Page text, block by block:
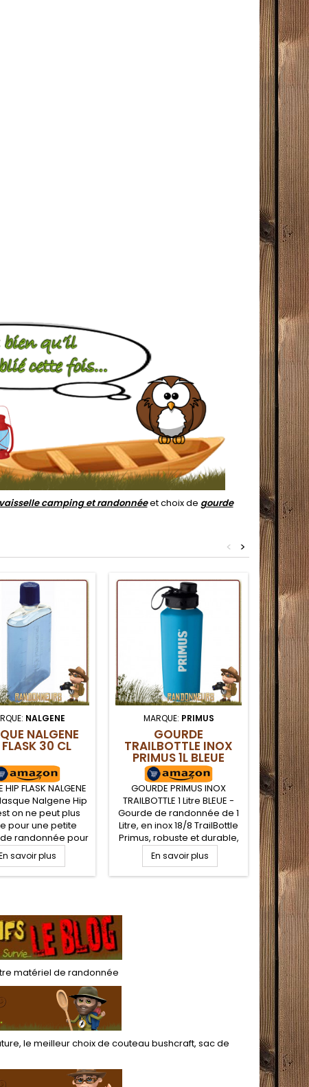
vaisselle camping et randonnéeet choix de gourde
>
<
NALGENE
NALGENE
FLASK 30 CL
HIP FLASK NALGENE
Nalgene Hip
on ne peut plus
pour une petite
randonnée pour
votre eau de
alcool humain ou
liquide pour
gobelet
Bouchon
vissé
savoir plus
MARQUE: PRIMUS
GOURDE
TRAILBOTTLE INOX
PRIMUS 1L BLEUE
GOURDE PRIMUS INOX
TRAILBOTTLE 1 Litre BLEUE -
Gourde de randonnée de 1
Litre, en inox 18/8 TrailBottle
Primus, robuste et durable,
idéale pour un usage
autant quotidien qu'en
randonnée bushcraft.
En savoir plus
-
quasi
donne
vos
sans
matériel de randonnée
, le meilleur choix de couteau bushcraft, sac de